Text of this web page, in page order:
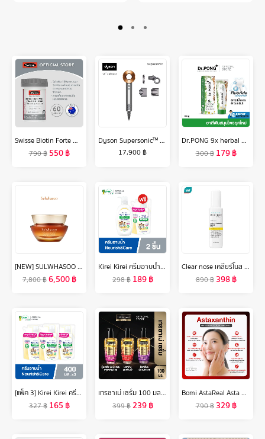
Swisse Biotin Forte With Vitamin C + Zinc สวิสเซ ไบโอติน + ซิงค์
790฿ 550฿
Dyson Supersonic™ hair dryer HD15 (Nickel/Copper) ไดร์เป่าผม สีนิกเกิล/ริชคอปเปอร์
17,900 ฿
Dr.PONG 9x herbal plus fluoride toothpaste ยาสีฟันสมุนไพรยุคใหม่ผสมฟลูออไรด์ป้องกันฟันผุ เพื่อสุขภาพเหงือก ระงับกลิ่นปาก ฟันแข็งแรง
300฿ 179฿
[NEW] SULWHASOO Concentrated Ginseng Rejuvenating Cream 50ml. ครีมต่อต้านริ้วรอย มอบความกระชับ เพิ่มความยืดหยุ่นและระดับความชุ่มชื้นสู่ผิว (ปรับสูตรใหม่)
7,800฿6,500฿
Kirei Kirei ครีมอาบน้ำ คิเรอิ คิเรอิ Antibacterial Body Wash สูตร Nourish & Care ขวดปั๊ม 500 มล. ฟรี ถุงเติม 400 มล.
298฿ 189฿
Clear nose เคลียร์โนส แอคเน่ แคร์ โซลูชั่น เซรั่ม 100 มล.
890฿ 398฿
[แพ็ค 3] Kirei Kirei ครีมอาบน้ำ คิเรอิ คิเรอิ Antibacterial Body Wash สูตร Nourish & Care ถุงเติม Refill 400 มล.
327฿ 165 ฿
เทรซาเม่ เซรั่ม 100 มล. X1/X2 SERUM 100ML X1/X2
399฿239฿
Bomi AstaReal Asta Concentrate 6 (30 Capsules) แอสตาแซนธิน ผิวกระชับ เนียนนุ่ม ชุ่มชื้น ดูแลความหมองคล้ำ เสริมความแข็งแรงให้ผิว
790฿ 329฿